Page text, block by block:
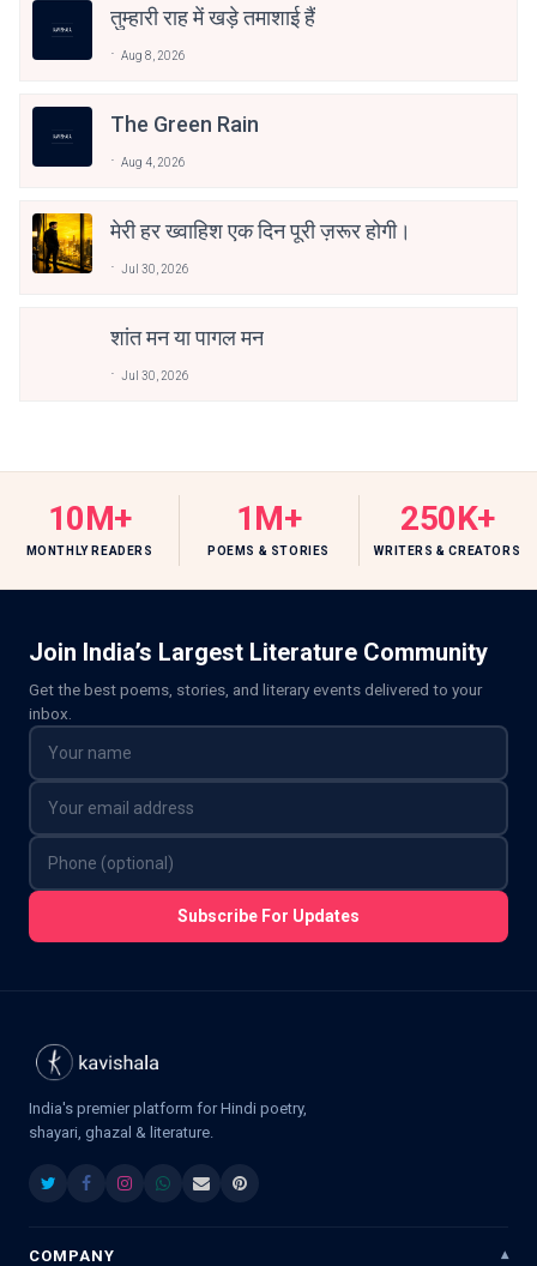
तुम्हारी राह में खड़े तमाशाई हैं
Aug 8, 2026
The Green Rain
Aug 4, 2026
मेरी हर ख्वाहिश एक दिन पूरी ज़रूर होगी।
Jul 30, 2026
शांत मन या पागल मन
Jul 30, 2026
10M+
MONTHLY READERS
1M+
POEMS & STORIES
250K+
WRITERS & CREATORS
Join India’s Largest Literature Community
Get the best poems, stories, and literary events delivered to your
inbox.
Subscribe For Updates
India's premier platform for Hindi poetry,
shayari, ghazal & literature.
COMPANY